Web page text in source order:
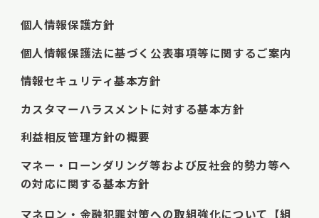
個人情報保護方針
個人情報保護法に基づく公表事項等に関するご案内
情報セキュリティ基本方針
カスタマーハラスメントに対する基本方針
利益相反管理方針の概要
マネー・ローンダリング等および反社会的勢力等へ
の対応に関する基本方針
マネロン・金融犯罪対策への取組強化について【組